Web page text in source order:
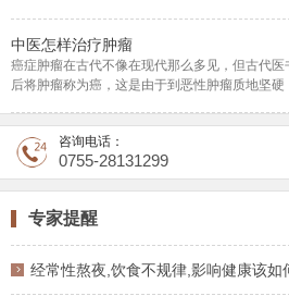
中医怎样治疗肿瘤
癌症肿瘤在古代不像在现代那么多见，但古代
后将肿瘤称为癌，这是由于到恶性肿瘤质地坚
咨询电话：
0755-28131299
专家提醒
经常性熬夜,饮食不规律,影响健康该如